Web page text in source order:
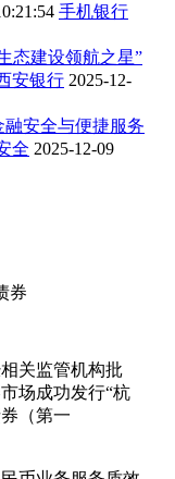
手机银行
态建设领航之星”
安银行 2025-12-
安全与便捷服务
全 2025-12-09
券
关监管机构批
场成功发行“杭
（第一